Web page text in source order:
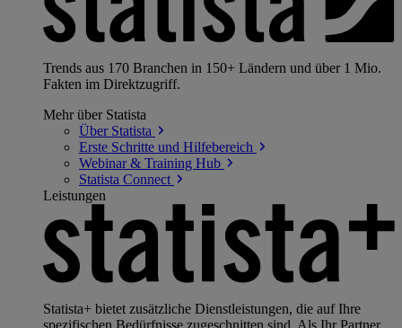
Trends aus 170 Branchen in 150+ Ländern und über 1 Mio.
Fakten im Direktzugriff.
Mehr über Statista
Über Statista
Erste Schritte und Hilfebereich
Webinar & Training Hub
Statista Connect
Leistungen
Statista+ bietet zusätzliche Dienstleistungen, die auf Ihre
spezifischen Bedürfnisse zugeschnitten sind. Als Ihr Partner